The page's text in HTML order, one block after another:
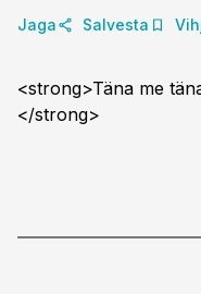
Jaga Salvesta
<strong>Täna me
</strong>